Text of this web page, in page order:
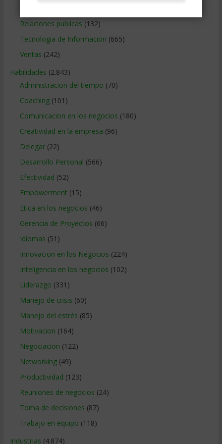
Relaciones publicas (132)
Tecnologia de Informacion (665)
Ventas (242)
Habilidades (2.843)
Administracion del tiempo (70)
Coaching(101)
Comunicacion en los negocios (180)
Creatividad en la empresa (96)
Delegar(22)
Desarrollo Personal (566)
Efectividad (52)
Empowerment (15)
Etica en los negocios (46)
Gerencia de Proyectos (66)
Idiomas (51)
Innovacion en los Negocios (224)
Inteligencia en los negocios (102)
Liderazgo (331)
Manejo de crisis (60)
Manejo del estrés (85)
Motivacion (164)
Negociacion (122)
Networking(49)
Productividad (123)
Reuniones de negocios (24)
Toma de decisiones (87)
Trabajo en equipo (118)
Industrias (4.874)